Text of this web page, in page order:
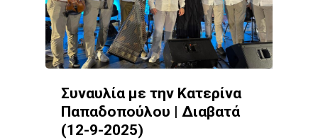
Συναυλία με την Κατερίνα
Παπαδοπούλου | Διαβατά
(12-9-2025)